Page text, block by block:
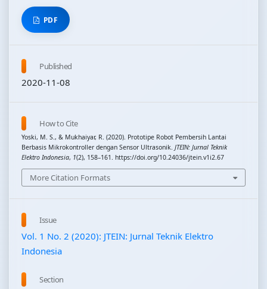
PDF
Published
2020-11-08
How to Cite
Yoski, M. S., & Mukhaiyar, R. (2020). Prototipe Robot Pembersih Lantai
Berbasis Mikrokontroller dengan Sensor Ultrasonik. JTEIN: Jurnal Teknik
Elektro Indonesia, 1(2), 158–161. https://doi.org/10.24036/jtein.v1i2.67
More Citation Formats
Issue
Vol. 1 No. 2 (2020): JTEIN: Jurnal Teknik Elektro
Indonesia
Section